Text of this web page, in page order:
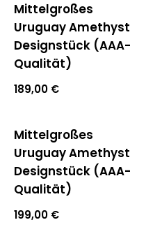
Ausverkauft
Mittelgroßes
Uruguay Amethyst
Designstück (AAA-
Qualität)
189,00 €
Mittelgroßes
Uruguay Amethyst
Designstück (AAA-
Qualität)
199,00 €